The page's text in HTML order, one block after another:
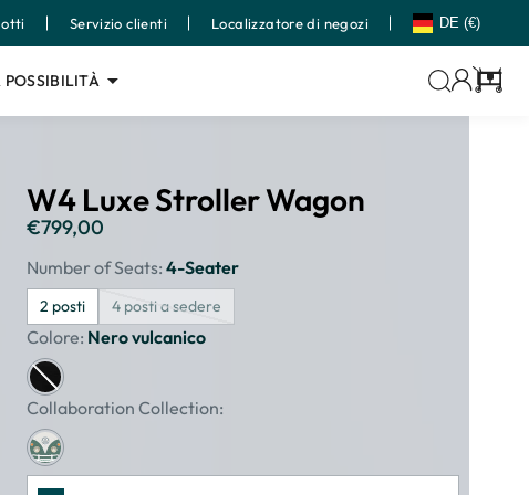
Servizio clienti Localizzatore di negozi DE (€)
W4 Luxe Stroller Wagon
Prezzo
di
listino
€799,00
Number of Seats:4-Seater
2 posti 4 posti a sedere
Colore: Nero vulcanico
Collaboration Collection: